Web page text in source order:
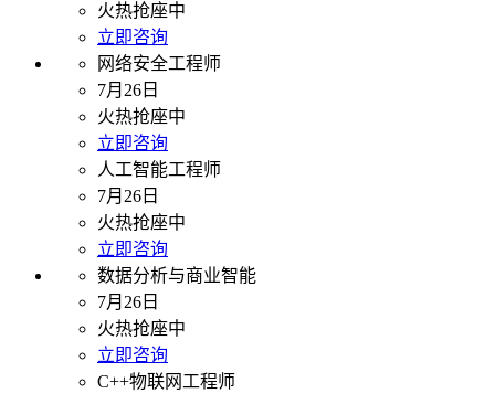
火热抢座中
立即咨询
网络安全工程师
7月26日
火热抢座中
立即咨询
人工智能工程师
7月26日
火热抢座中
立即咨询
数据分析与商业智能
7月26日
火热抢座中
立即咨询
C++物联网工程师